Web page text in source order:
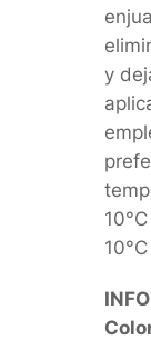
y